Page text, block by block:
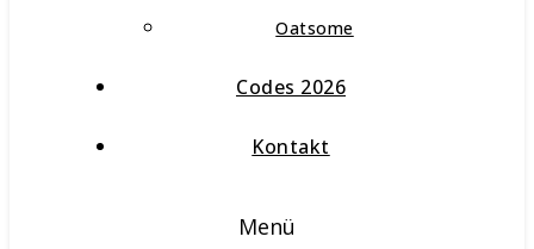
Oatsome
Codes 2026
Kontakt
Menü